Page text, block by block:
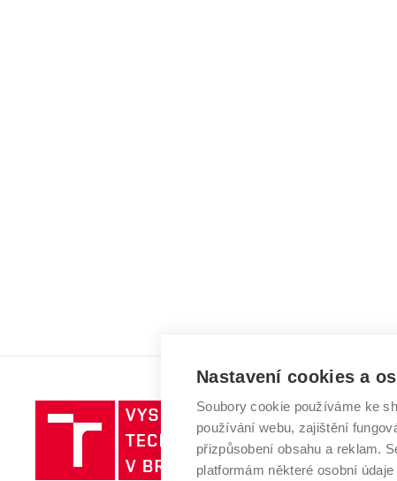
Vysoké
učení
technické
v
Nastavení cookies a
Soubory cookie používáme ke
používání webu, zajištění
přizpůsobení obsahu a reklam.
platformám některé osobní